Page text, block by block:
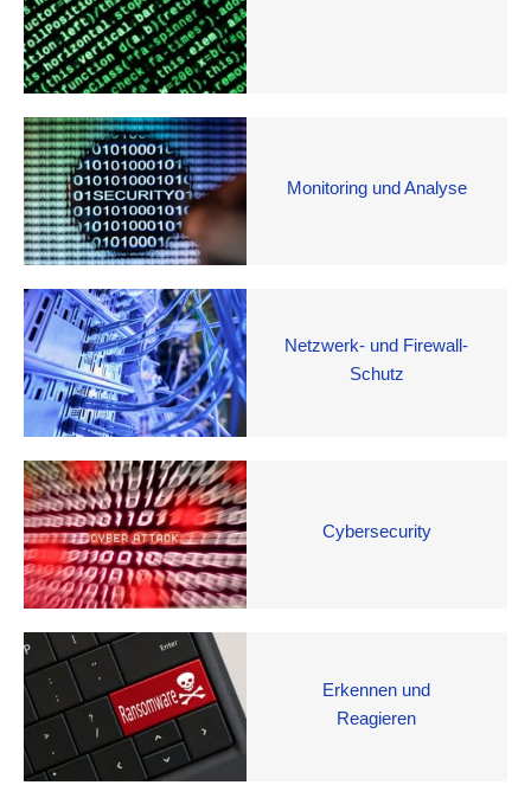
Monitoring und Analyse
Netzwerk- und Firewall-
Schutz
Cybersecurity
Erkennen und
Reagieren